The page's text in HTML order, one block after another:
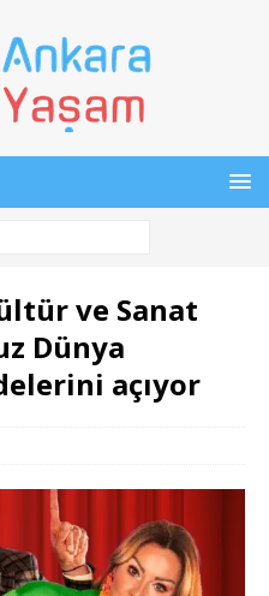
ve Sanat
Dünya
açıyor